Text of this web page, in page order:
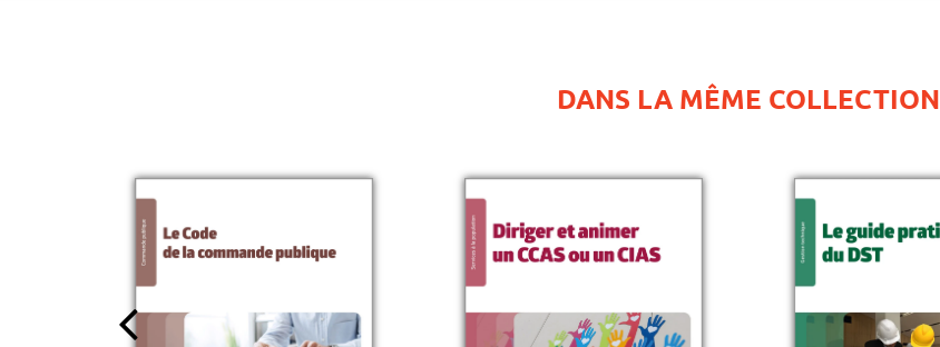
DANS LA MÊME COLLECTION